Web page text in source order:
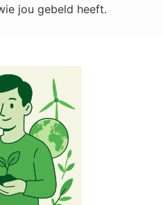
jou gebeld heeft.